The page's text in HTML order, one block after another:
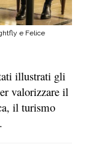
e Felice
illustrati gli
valorizzare il
il turismo